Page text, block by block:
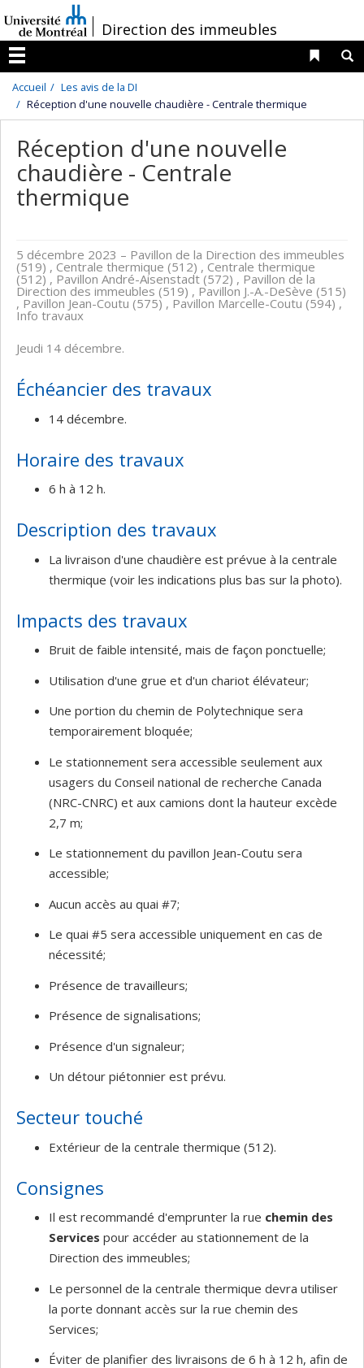
au
contenu
/Direction des immeubles
Menu
Liens
Accueil
Les avis de la DI
Réception d'une nouvelle chaudière - Centrale thermique
Réception d'une nouvelle
chaudière - Centrale
thermique
5 décembre 2023 – Pavillon de la Direction des immeubles
(519) , Centrale thermique (512) , Centrale thermique
(512) , Pavillon André-Aisenstadt (572) , Pavillon de la
Direction des immeubles (519) , Pavillon J.-A.-DeSève (515)
, Pavillon Jean-Coutu (575) , Pavillon Marcelle-Coutu (594) ,
Info travaux
Jeudi 14 décembre.
Échéancier des travaux
14 décembre.
Horaire des travaux
6 h à 12 h.
Description des travaux
La livraison d'une chaudière est prévue à la centrale
thermique (voir les indications plus bas sur la photo).
Impacts des travaux
Bruit de faible intensité, mais de façon ponctuelle;
Utilisation d'une grue et d'un chariot élévateur;
Une portion du chemin de Polytechnique sera
temporairement bloquée;
Le stationnement sera accessible seulement aux
usagers du Conseil national de recherche Canada
(NRC-CNRC) et aux camions dont la hauteur excède
2,7 m;
Le stationnement du pavillon Jean-Coutu sera
accessible;
Aucun accès au quai #7;
Le quai #5 sera accessible uniquement en cas de
nécessité;
Présence de travailleurs;
Présence de signalisations;
Présence d'un signaleur;
Un détour piétonnier est prévu.
Secteur touché
Extérieur de la centrale thermique (512).
Consignes
Il est recommandé d'emprunter la rue chemin des
Services pour accéder au stationnement de la
Direction des immeubles;
Le personnel de la centrale thermique devra utiliser
la porte donnant accès sur la rue chemin des
Services;
Éviter de planifier des livraisons de 6 h à 12 h, afin de